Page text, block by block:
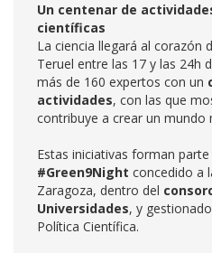
Un centenar de
científicas
La ciencia llegará al corazón
Teruel entre las 17 y las 24h
más de 160 expertos con un
actividades, con las que
contribuye a crear un mundo
Estas iniciativas forman parte
#Green9Night concedido a
Zaragoza, dentro del
Universidades, y
Política Científica.